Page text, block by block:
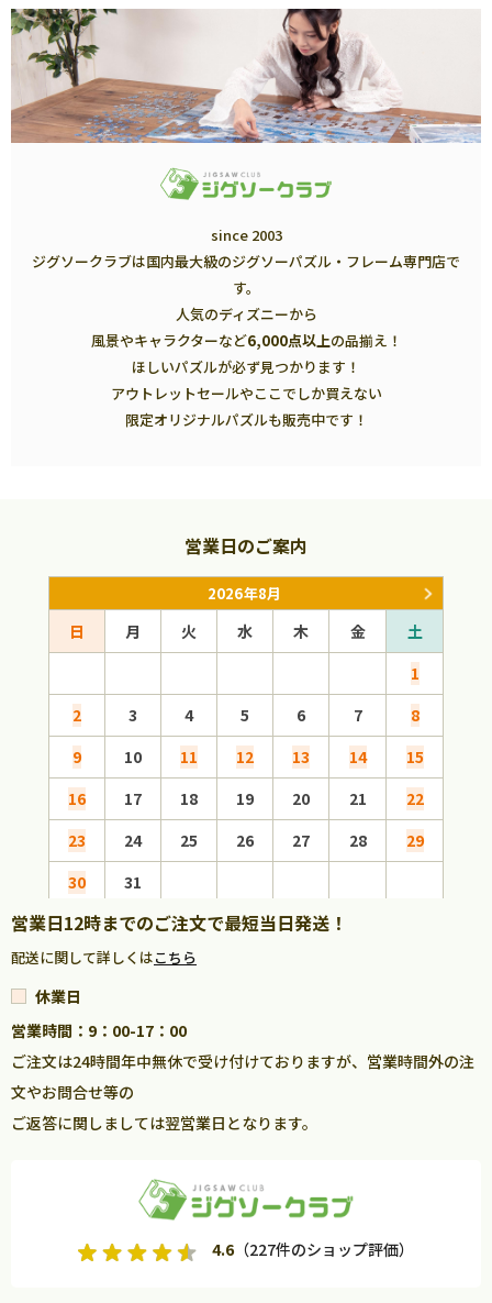
since 2003
ジグソークラブは国内最大級のジグソーパズル・フレーム専門店で
す。
人気のディズニーから
風景やキャラクターなど6,000点以上の品揃え！
ほしいパズルが必ず見つかります！
アウトレットセールやここでしか買えない
限定オリジナルパズルも販売中です！
営業日のご案内
2026年8月
日 月 火 水 木 金
土
1
2
3 4 5 6 7
8
9
10 11 12 13 14
15
16
17 18 19 20 21
22
23
24 25 26 27 28
29
30
31
営業日12時までのご注文で最短当日発送！
配送に関して詳しくはこちら
休業日
営業時間：9：00-17：00
ご注文は24時間年中無休で受け付けておりますが、営業時間外の注
文やお問合せ等の
ご返答に関しましては翌営業日となります。
4.6（227件のショップ評価）